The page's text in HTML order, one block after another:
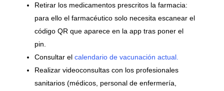
Retirar los medicamentos prescritos la farmacia:
para ello el farmacéutico solo necesita escanear el
código QR que aparece en la app tras poner el
pin.
Consultar elcalendario de vacunación actual.
Realizar videoconsultas con los profesionales
sanitarios (médicos, personal de enfermería,